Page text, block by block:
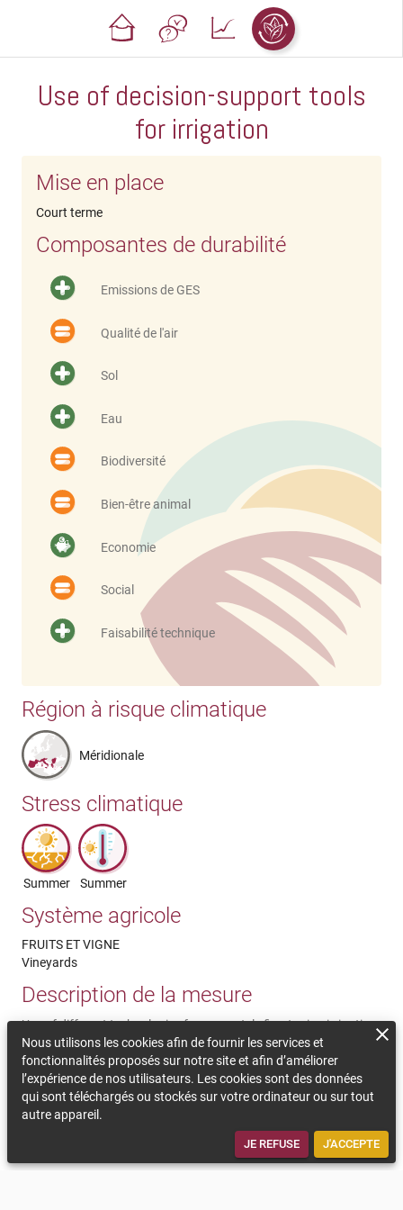
Use of decision-support tools
for irrigation
Mise en place
Court terme
Composantes de durabilité
Emissions de GES
Qualité de l'air
Sol
Eau
Biodiversité
Bien-être animal
Economie
Social
Faisabilité technique
Région à risque climatique
Méridionale
Stress climatique
Summer Summer
Système agricole
FRUITS ET VIGNE
Vineyards
Description de la mesure
Use of different technologies for accurately fine-tuning irrigation
(tensiometric probes, remote sensing…)
Commentaires sur la durabilité
Water may be a scarce resource in the fuure, specially in areas
where vineyards occur. Uisng wisely water is also beneficial for a
Nous utilisons les cookies afin de fournir les services et
fonctionnalités proposés sur notre site et afin d’améliorer
l’expérience de nos utilisateurs. Les cookies sont des données
qui sont téléchargés ou stockés sur votre ordinateur ou sur tout
autre appareil.
JE REFUSE J'ACCEPTE